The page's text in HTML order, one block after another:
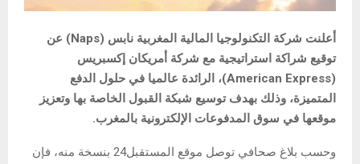
أعلنت شركة التكنولوجيا المالية المغربية نابس (Naps) عن
توقيع شراكة استراتيجية مع شركة أمريكان إكسبريس
(American Express)، الرائدة عالميا في حلول الدفع
المتميزة، وذلك بهدف توسيع شبكة القبول الخاصة بها وتعزيز
موقعها في سوق المدفوعات الإلكترونية بالمغرب.
وحسب بلاغ صحافي توصل موقع المستقبل24 بنسخة منه، فإن